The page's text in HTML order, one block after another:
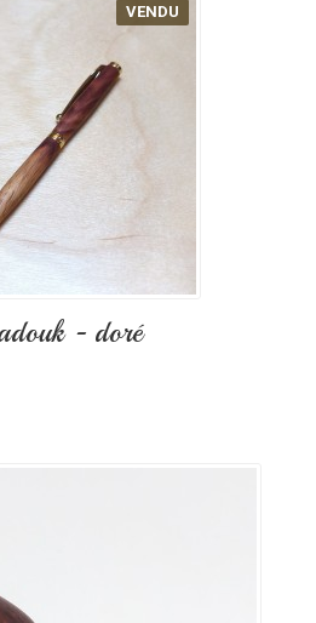
- doré
VENDU